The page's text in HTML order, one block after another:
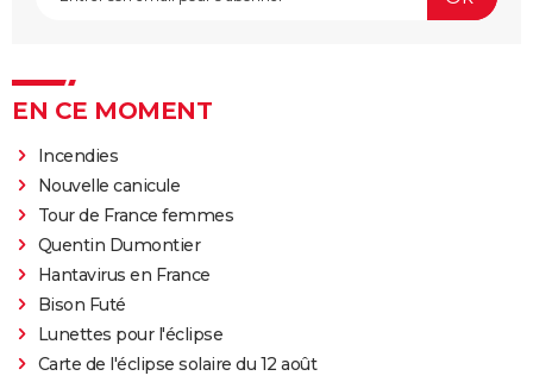
EN CE MOMENT
Incendies
Nouvelle canicule
Tour de France femmes
Quentin Dumontier
Hantavirus en France
Bison Futé
Lunettes pour l'éclipse
Carte de l'éclipse solaire du 12 août